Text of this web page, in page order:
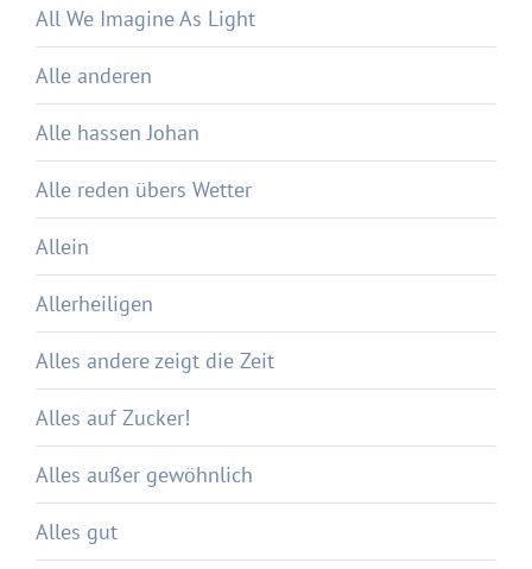
All We Imagine As Light
Alle anderen
Alle hassen Johan
Alle reden übers Wetter
Allein
Allerheiligen
Alles andere zeigt die Zeit
Alles auf Zucker!
Alles außer gewöhnlich
Alles gut